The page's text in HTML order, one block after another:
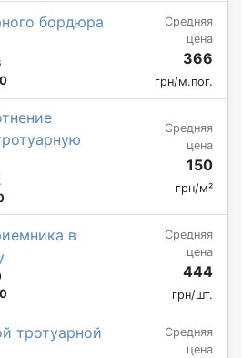
бордюра
Средняя
цена
366
грн/м.пог.
Средняя
цена
150
грн/м²
в
Средняя
цена
444
грн/шт.
тротуарной
Средняя
цена